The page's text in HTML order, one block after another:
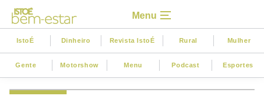
Menu
IstoÉ Dinheiro Revista IstoÉ Rural Mulher
Gente Motorshow Menu Podcast Esportes